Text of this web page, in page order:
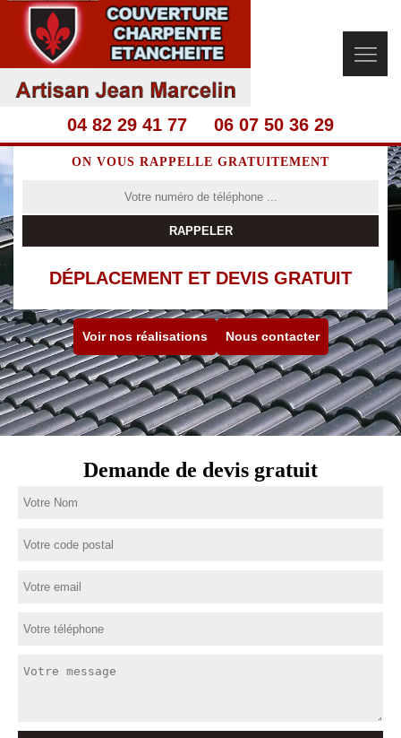
04 82 29 41 77 06 07 50 36 29
ON VOUS RAPPELLE GRATUITEMENT
DÉPLACEMENT ET DEVIS GRATUIT
Voir nos réalisations Nous contacter
Demande de devis gratuit